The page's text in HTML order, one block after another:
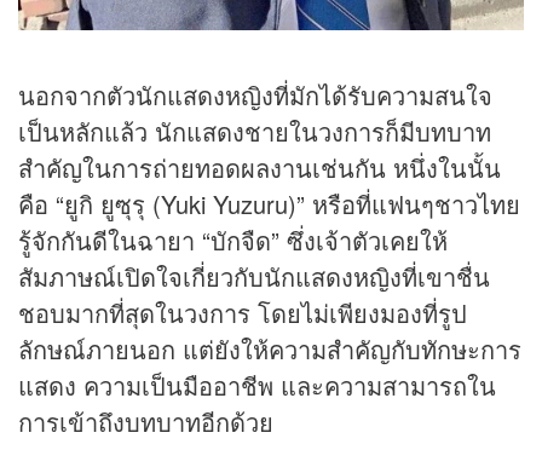
นอกจากตัวนักแสดงหญิงที่มักได้รับความสนใจ
เป็นหลักแล้ว นักแสดงชายในวงการก็มีบทบาท
สำคัญในการถ่ายทอดผลงานเช่นกัน หนึ่งในนั้น
คือ “ยูกิ ยูซุรุ (Yuki Yuzuru)” หรือที่แฟนๆชาวไทย
รู้จักกันดีในฉายา “บักจืด” ซึ่งเจ้าตัวเคยให้
สัมภาษณ์เปิดใจเกี่ยวกับนักแสดงหญิงที่เขาชื่น
ชอบมากที่สุดในวงการ โดยไม่เพียงมองที่รูป
ลักษณ์ภายนอก แต่ยังให้ความสำคัญกับทักษะการ
แสดง ความเป็นมืออาชีพ และความสามารถใน
การเข้าถึงบทบาทอีกด้วย